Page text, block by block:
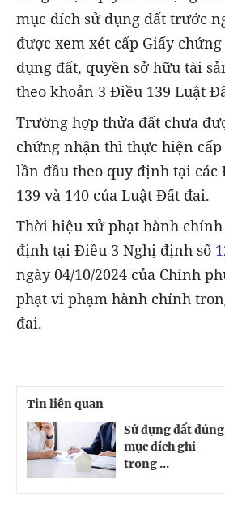
mục đích sử dụng đất trước
được xem xét cấp Giấy
dụng đất, quyền sở hữu tài
theo khoản 3 Điều 139 Luật
Trường hợp thửa đất chưa
chứng nhận thì thực hiện
lần đầu theo quy định tại các
139 và 140 của Luật Đất đai.
Thời hiệu xử phạt hành
định tại Điều 3 Nghị định số
ngày 04/10/2024 của Chính
phạt vi phạm hành chính
đai.
Tin liên quan
Sử dụng đất đúng
mục đích ghi
trong ...